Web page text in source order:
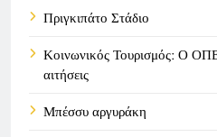
Πριγκιπάτο Στάδιο
Κοινωνικός Τουρισμός: Ο
αιτήσεις
Μπέσσυ αργυράκη